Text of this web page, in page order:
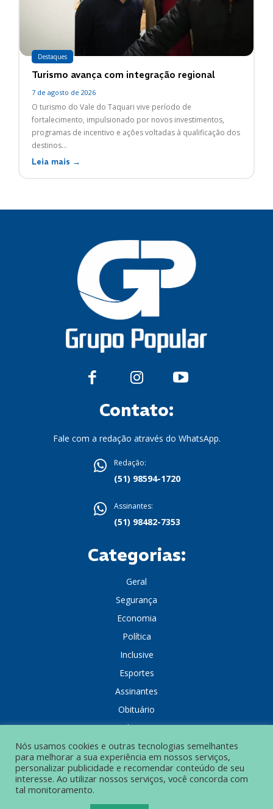
Destaques
Turismo avança com integração regional
7 de agosto de 2026
O turismo do Vale do Taquari vive período de
fortalecimento, impulsionado por novos investimentos,
programas de incentivo e ações voltadas à qualificação dos
destinos...
Leia mais →
Contato:
Fale com a redação através do WhatsApp.
Redação:
(51) 98594-1720
Assinantes:
(51) 98482-7353
Categorias:
Geral
Segurança
Economia
Política
Inclusive
Esportes
Assinantes
Obituário
Colunistas
POLÍTICA DE PRIVACIDADE
Nós usamos cookies e outras tecnologias semelhantes
para melhorar a sua experiência em nossos serviços,
personalizar publicidade e recomendar conteúdo de seu
interesse. Ao utilizar nossos serviços, você concorda com
tal monitoramento.